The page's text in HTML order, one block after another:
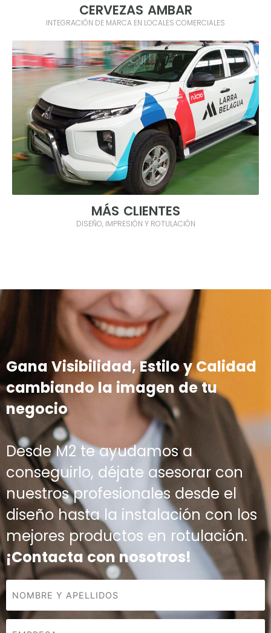
CERVEZAS AMBAR
INTEGRACIÓN DE MARCA EN LOCALES COMERCIALES
MÁS CLIENTES
DISEÑO, IMPRESIÓN Y ROTULACIÓN
Gana Visibilidad, Estilo y Calidad
cambiando la imagen de tu
negocio
Desde M2 te ayudamos a
conseguirlo, déjate asesorar con
nuestros profesionales desde el
diseño hasta la instalación con los
mejores productos en rotulación.
¡Contacta con nosotros!